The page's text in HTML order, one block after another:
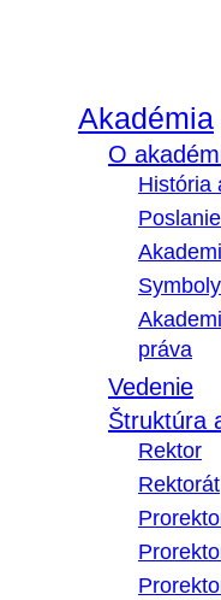
Akadémia
O
História
práva
Vedenie
Štruktúra
Rektor
Rektorát